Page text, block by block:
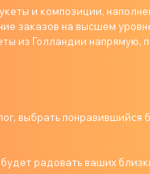
и композиции,
заказов на высшем
из Голландии напрямую,
выбрать понравившийся
радовать ваших